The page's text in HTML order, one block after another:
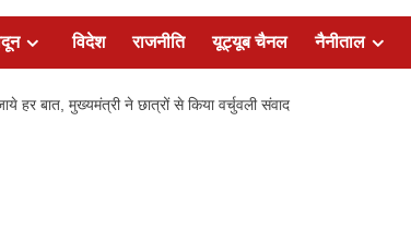
विदेश राजनीति यूट्यूब चैनल नैनीताल
हर बात, मुख्यमंत्री ने छात्रों से किया वर्चुवली संवाद